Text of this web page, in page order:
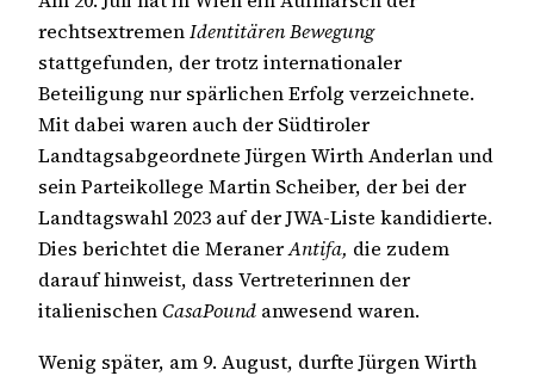
rechtsextremenIdentitären Bewegung
stattgefunden, der trotz internationaler
Beteiligung nur spärlichen Erfolg verzeichnete.
Mit dabei waren auch der Südtiroler
Landtagsabgeordnete Jürgen Wirth Anderlan und
sein Parteikollege Martin Scheiber, der bei der
Landtagswahl 2023 auf der JWA-Liste kandidierte.
Dies berichtet die MeranerAntifa, die zudem
darauf hinweist, dass Vertreterinnen der
italienischenCasaPound anwesend waren.
Wenig später, am 9. August, durfte Jürgen Wirth